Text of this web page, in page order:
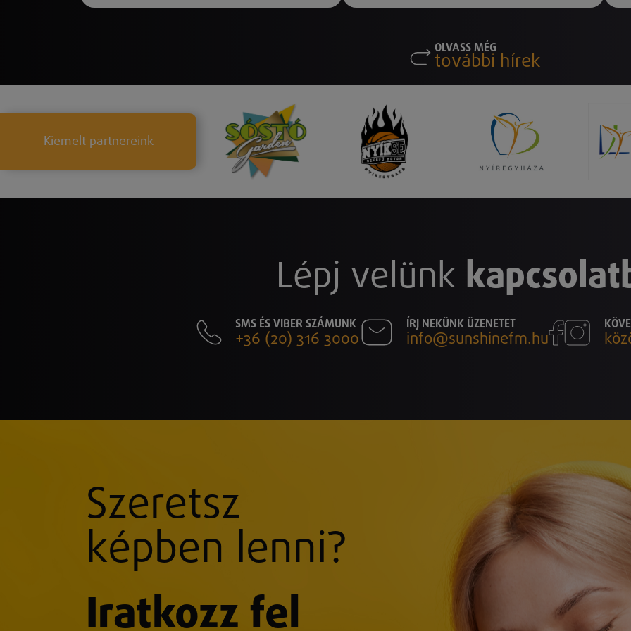
OLVASS MÉG
további hírek
Kiemelt partnereink
Lépj velünk
SMS ÉS VIBER SZÁMUNK
+36 (20) 316 3000
ÍRJ NEKÜNK ÜZENETET
info@sunshinefm.hu
Szeretsz
képben lenni?
Iratkozz fel